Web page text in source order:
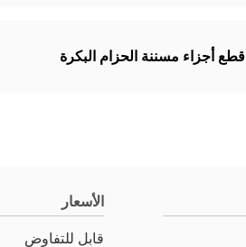
قطع أجزاء مسننة الحزام البكرة
الأسعار
قابل للتفاوض